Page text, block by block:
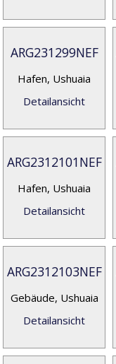
ARG231299NEF
Hafen, Ushuaia
Detailansicht
ARG2312101NEF
Hafen, Ushuaia
Detailansicht
ARG2312103NEF
Gebäude, Ushuaia
Detailansicht